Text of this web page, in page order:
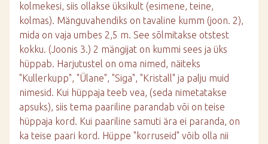
kolmekesi, siis ollakse üksikult (esimene, teine,
kolmas). Mänguvahendiks on tavaline kumm (joon. 2),
mida on vaja umbes 2,5 m. See sõlmitakse otstest
kokku. (Joonis 3.) 2 mängijat on kummi sees ja üks
hüppab. Harjutustel on oma nimed, näiteks
"Kullerkupp", "Ülane", "Siga", "Kristall" ja palju muid
nimesid. Kui hüppaja teeb vea, (seda nimetatakse
apsuks), siis tema paariline parandab või on teise
hüppaja kord. Kui paariline samuti ära ei paranda, on
ka teise paari kord. Hüppe "korruseid" võib olla nii